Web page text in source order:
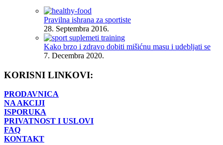
Pravilna ishrana za sportiste
28. Septembra 2016.
Kako brzo i zdravo dobiti mišićnu masu i udebljati se
7. Decembra 2020.
KORISNI LINKOVI:
PRODAVNICA
NA AKCIJI
ISPORUKA
PRIVATNOST I USLOVI
FAQ
KONTAKT